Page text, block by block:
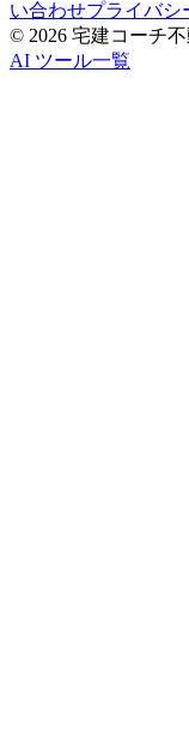
い合わせプライバシ
© 2026 宅建コーチ
AI ツール一覧